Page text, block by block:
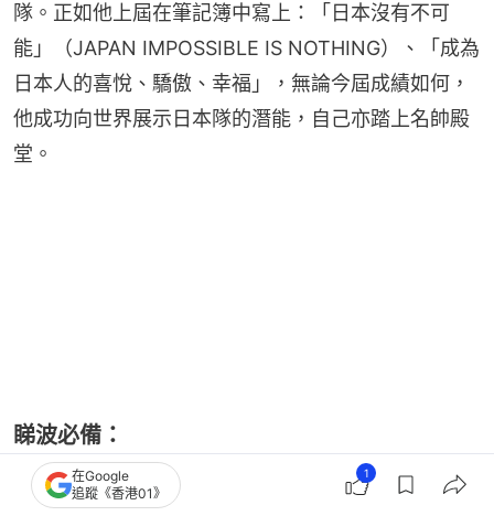
隊。正如他上屆在筆記簿中寫上：「日本沒有不可
能」（JAPAN IMPOSSIBLE IS NOTHING）、「成為
日本人的喜悅、驕傲、幸福」，無論今屆成績如何，
他成功向世界展示日本隊的潛能，自己亦踏上名帥殿
堂。
睇波必備：
世界盃2026即時賽果+小組積分榜｜淘汰賽晉級形
在Google
追蹤《香港01》
1